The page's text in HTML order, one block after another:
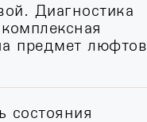
Диагностика
предмет люфтов
состояния